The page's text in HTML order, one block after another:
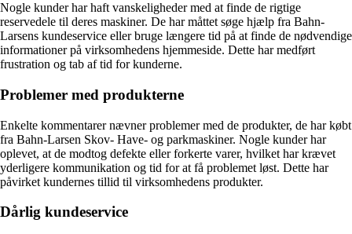
Nogle kunder har haft vanskeligheder med at finde de rigtige
reservedele til deres maskiner. De har måttet søge hjælp fra Bahn-
Larsens kundeservice eller bruge længere tid på at finde de nødvendige
informationer på virksomhedens hjemmeside. Dette har medført
frustration og tab af tid for kunderne.
Problemer med produkterne
Enkelte kommentarer nævner problemer med de produkter, de har købt
fra Bahn-Larsen Skov- Have- og parkmaskiner. Nogle kunder har
oplevet, at de modtog defekte eller forkerte varer, hvilket har krævet
yderligere kommunikation og tid for at få problemet løst. Dette har
påvirket kundernes tillid til virksomhedens produkter.
Dårlig kundeservice